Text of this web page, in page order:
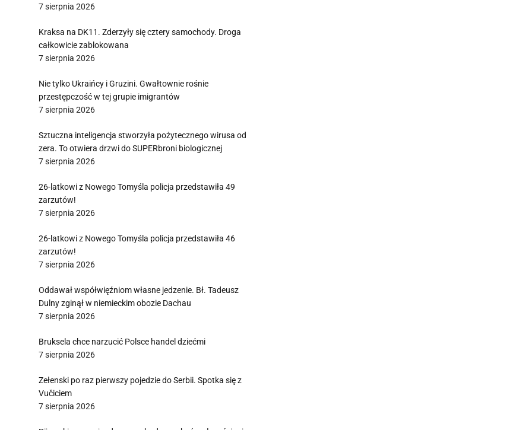
7 sierpnia 2026
Kraksa na DK11. Zderzyły się cztery samochody. Droga
całkowicie zablokowana
7 sierpnia 2026
Nie tylko Ukraińcy i Gruzini. Gwałtownie rośnie
przestępczość w tej grupie imigrantów
7 sierpnia 2026
Sztuczna inteligencja stworzyła pożytecznego wirusa od
zera. To otwiera drzwi do SUPERbroni biologicznej
7 sierpnia 2026
26-latkowi z Nowego Tomyśla policja przedstawiła 49
zarzutów!
7 sierpnia 2026
26-latkowi z Nowego Tomyśla policja przedstawiła 46
zarzutów!
7 sierpnia 2026
Oddawał współwięźniom własne jedzenie. Bł. Tadeusz
Dulny zginął w niemieckim obozie Dachau
7 sierpnia 2026
Bruksela chce narzucić Polsce handel dziećmi
7 sierpnia 2026
Zełenski po raz pierwszy pojedzie do Serbii. Spotka się z
Vučiciem
7 sierpnia 2026